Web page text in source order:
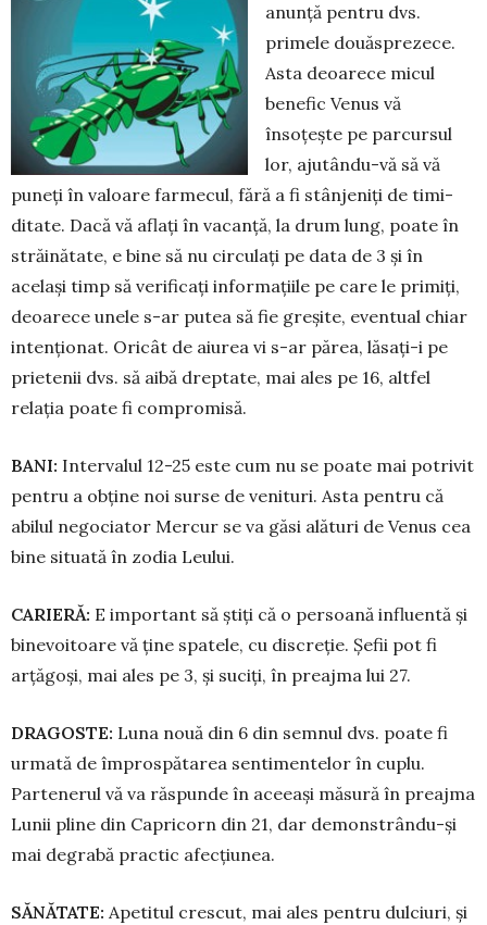
anunță pen­tru dvs.
primele douăsprezece.
Asta deoarece micul
benefic Ve­nus vă
însoțește pe par­cur­sul
lor, ajutându-vă să vă
puneți în valoare farmecul, fără a fi stânjeniți de timi­
ditate. Dacă vă aflați în va­canță, la drum lung, poate în
străinătate, e bine să nu circulați pe data de 3 și în
același timp să verifi­cați informațiile pe care le primiți,
deoarece unele s-ar putea să fie greșite, eventual chiar
intenționat. Oricât de aiurea vi s-ar părea, lăsați-i pe
prietenii dvs. să ai­bă dreptate, mai ales pe 16, altfel
relația poate fi compromisă.
BANI: Intervalul 12-25 este cum nu se poate mai potrivit
pentru a obține noi surse de venituri. Asta pentru că
abilul negociator Mercur se va gă­si alături de Venus cea
bine situată în zodia Leului.
CARIERĂ: E important să știți că o persoană influentă și
binevoitoare vă ține spatele, cu discreție. Șefii pot fi
arțăgoși, mai ales pe 3, și suciți, în preajma lui 27.
DRAGOSTE: Luna nouă din 6 din semnul dvs. poate fi
ur­mată de împrospătarea senti­mentelor în cuplu.
Partenerul vă va răspunde în aceeași mă­sură în preajma
Lunii pline din Capricorn din 21, dar demons­trân­du-și
mai degrabă practic afec­țiunea.
SĂNĂTATE: Apetitul crescut, mai ales pentru dulciuri, și